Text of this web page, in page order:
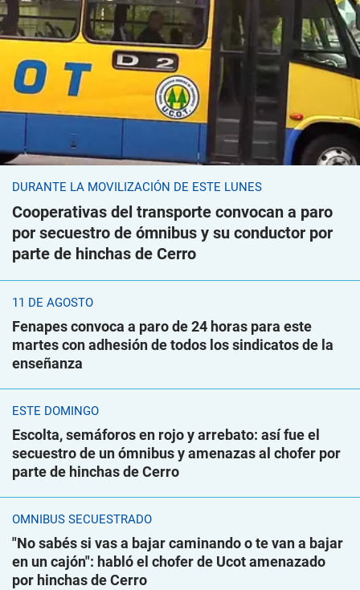
DURANTE LA MOVILIZACIÓN DE ESTE LUNES
Cooperativas del transporte convocan a paro
por secuestro de ómnibus y su conductor por
parte de hinchas de Cerro
11 DE AGOSTO
Fenapes convoca a paro de 24 horas para este
martes con adhesión de todos los sindicatos de la
enseñanza
ESTE DOMINGO
Escolta, semáforos en rojo y arrebato: así fue el
secuestro de un ómnibus y amenazas al chofer por
parte de hinchas de Cerro
ÓMNIBUS SECUESTRADO
"No sabés si vas a bajar caminando o te van a bajar
en un cajón": habló el chofer de Ucot amenazado
por hinchas de Cerro